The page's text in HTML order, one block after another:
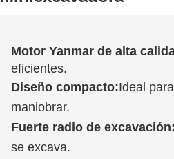
Motor Yanmar de alta
eficientes.
Diseño compacto:Ideal
maniobrar.
Fuerte radio de excavación:
se excava.